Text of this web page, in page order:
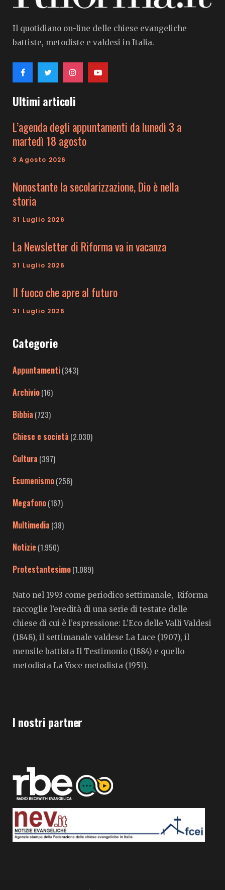
Il quotidiano on-line delle chiese evangeliche
battiste, metodiste e valdesi in Italia.
Ultimi articoli
L’agenda degli appuntamenti da lunedì 3 a
martedì 18 agosto
3 Agosto 2026
Nonostante la secolarizzazione, Dio è nella
storia
31 Luglio 2026
La Newsletter di Riforma va in vacanza
31 Luglio 2026
Il fuoco che apre al futuro
31 Luglio 2026
Categorie
Appuntamenti(343)
Archivio(16)
Bibbia (723)
Chiese e società (2.030)
Cultura (397)
Ecumenismo(256)
Megafono(167)
Multimedia (38)
Notizie (1.950)
Protestantesimo(1.089)
Nato nel 1993 come periodico settimanale, Riforma
raccoglie l’eredità di una serie di testate delle
chiese di cui è l’espressione: L’Eco delle Valli Valdesi
(1848), il settimanale valdese La Luce (1907), il
mensile battista Il Testimonio (1884) e quello
metodista La Voce metodista (1951).
I nostri partner